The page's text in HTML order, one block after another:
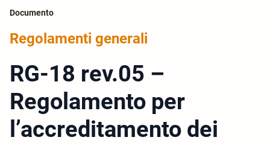
Documento
Regolamenti generali
RG-18 rev.05 –
Regolamento per
l’accreditamento dei